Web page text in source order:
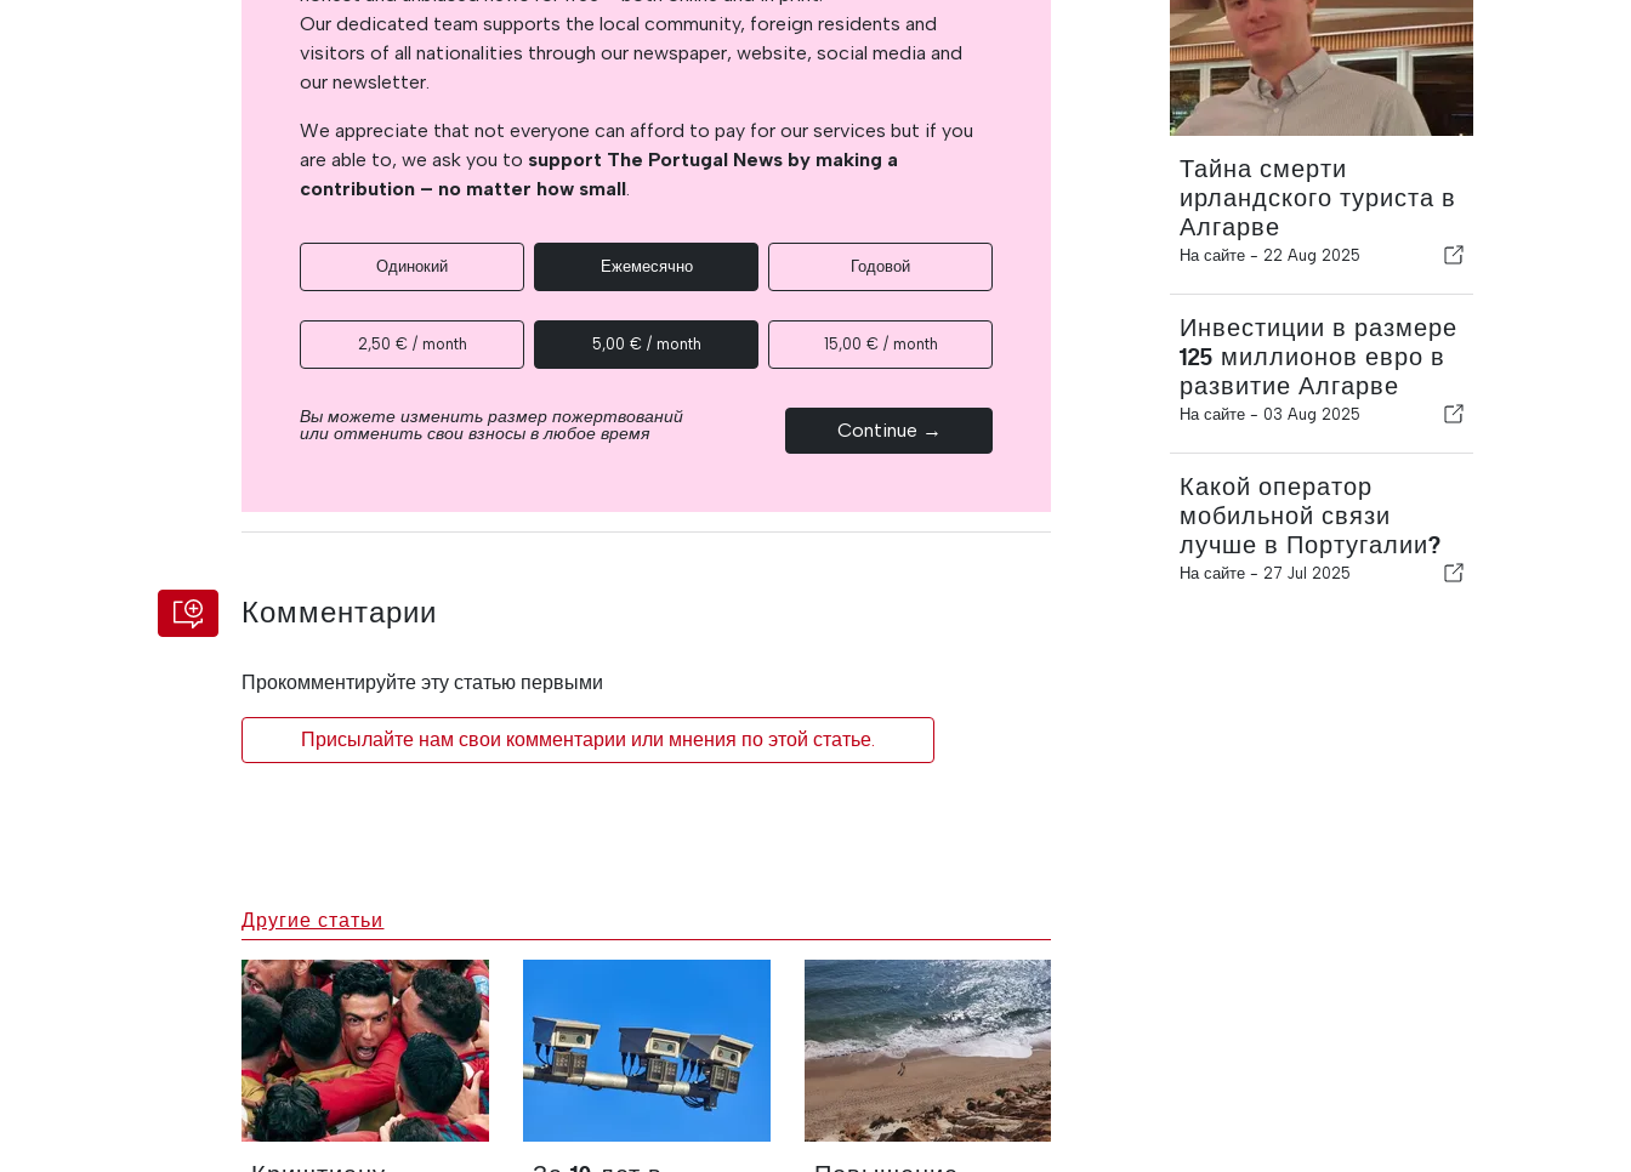
Our dedicated team supports the local community, foreign residents and
visitors of all nationalities through our newspaper, website, social media and
our newsletter.
We appreciate that not everyone can afford to pay for our services but if you
are able to, we ask you to support The Portugal News by making a
contribution – no matter how small.
Одинокий Ежемесячно Годовой
2,50 € / month 5,00 € / month 15,00 € / month
Вы можете изменить размер пожертвований
или отменить свои взносы в любое время Continue →
Комментарии
Прокомментируйте эту статью первыми
Присылайте нам свои комментарии или мнения по этой статье.
Тайна смерти
ирландского туриста в
Алгарве
На сайте - 22 Aug 2025
Инвестиции в размере
125 миллионов евро в
развитие Алгарве
На сайте - 03 Aug 2025
Какой оператор
мобильной связи
лучше в Португалии?
На сайте - 27 Jul 2025
Другие статьи